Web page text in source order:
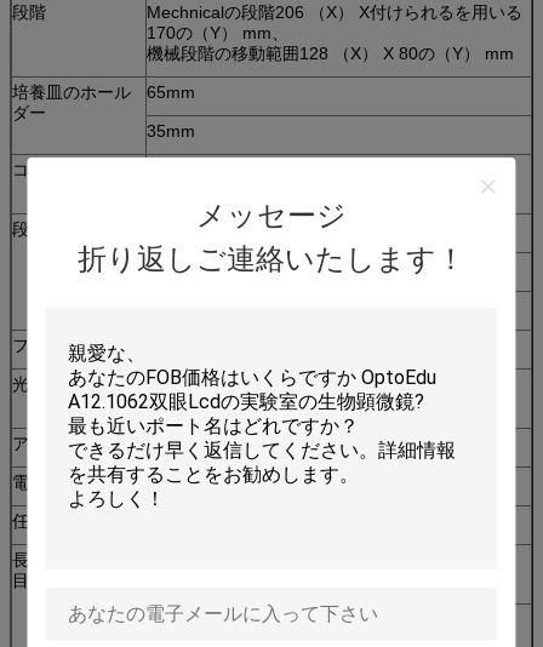
メッセージ
折り返しご連絡いたします！
段階
Mechnicalの段階206 （X） X付けられるを用いる
170の（Y） mm、
機械段階の移動範囲128 （X） X 80の（Y） mm
培養皿のホール
ダー
65mm
35mm
コンデンサー
段階の対照
段階の対照のスライダー10x
段階の対照のスライダー25x
フィルター
光源
Transmitingライト、コーラーの光発電機
能: 12V/20Wハロゲン
アダプター
C台紙のアダプター1x
電源
85-265V、50/60Hz
任意付属品
長い作動距離の
目的
計画客観的なLPL4x/0.10、